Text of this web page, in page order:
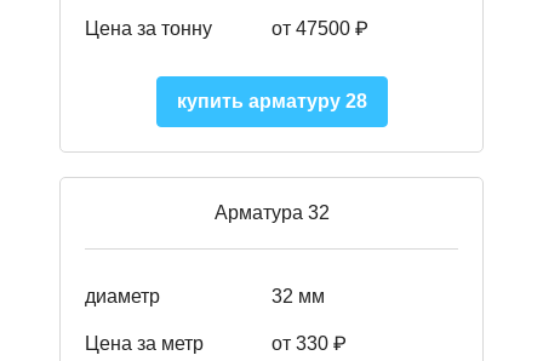
Цена за тонну от 47500 ₽
купить арматуру 28
Арматура 32
диаметр 32 мм
Цена за метр от 330 ₽